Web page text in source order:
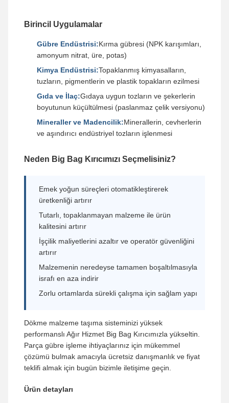
Birincil Uygulamalar
Gübre Endüstrisi:Kırma gübresi (NPK karışımları,
amonyum nitrat, üre, potas)
Kimya Endüstrisi:Topaklanmış kimyasalların,
tuzların, pigmentlerin ve plastik topakların ezilmesi
Gıda ve İlaç:Gıdaya uygun tozların ve şekerlerin
boyutunun küçültülmesi (paslanmaz çelik versiyonu)
Mineraller ve Madencilik:Minerallerin, cevherlerin
ve aşındırıcı endüstriyel tozların işlenmesi
Neden Big Bag Kırıcımızı Seçmelisiniz?
Emek yoğun süreçleri otomatikleştirerek
üretkenliği artırır
Tutarlı, topaklanmayan malzeme ile ürün
kalitesini artırır
İşçilik maliyetlerini azaltır ve operatör güvenliğini
artırır
Malzemenin neredeyse tamamen boşaltılmasıyla
israfı en aza indirir
Zorlu ortamlarda sürekli çalışma için sağlam yapı
Dökme malzeme taşıma sisteminizi yüksek
performanslı Ağır Hizmet Big Bag Kırıcımızla yükseltin.
Parça gübre işleme ihtiyaçlarınız için mükemmel
çözümü bulmak amacıyla ücretsiz danışmanlık ve fiyat
teklifi almak için bugün bizimle iletişime geçin.
Ürün detayları